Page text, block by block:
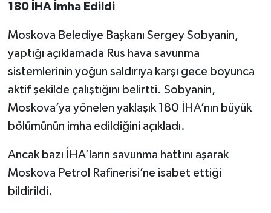
180 İHA İmha Edildi
Moskova Belediye Başkanı Sergey Sobyanin,
yaptığı açıklamada Rus hava savunma
sistemlerinin yoğun saldırıya karşı gece boyunca
aktif şekilde çalıştığını belirtti. Sobyanin,
Moskova’ya yönelen yaklaşık 180 İHA’nın büyük
bölümünün imha edildiğini açıkladı.
Ancak bazı İHA’ların savunma hattını aşarak
Moskova Petrol Rafinerisi’ne isabet ettiği
bildirildi.